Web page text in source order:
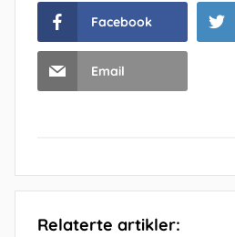
Facebook
Email
Relaterte artikler: